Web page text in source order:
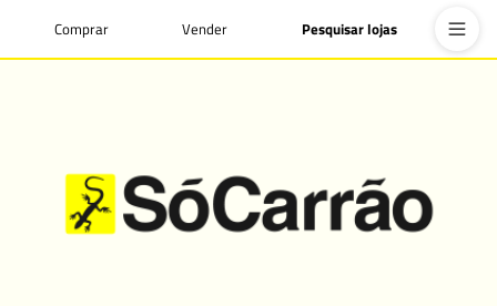
Comprar Vender Pesquisar lojas